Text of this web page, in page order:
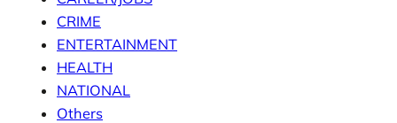
CRIME
ENTERTAINMENT
HEALTH
NATIONAL
Others